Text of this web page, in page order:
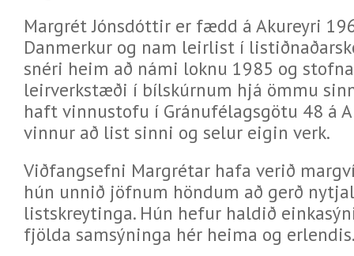
Margrét Jónsdóttir er fædd á Akureyri
Danmerkur og nam leirlist í
snéri heim að námi loknu 1985 og
leirverkstæði í bílskúrnum hjá ömmu
haft vinnustofu í Gránufélagsgötu 48 á
vinnur að list sinni og selur eigin verk.
Viðfangsefni Margrétar hafa verið
hún unnið jöfnum höndum að gerð
listskreytinga. Hún hefur haldið
fjölda samsýninga hér heima og